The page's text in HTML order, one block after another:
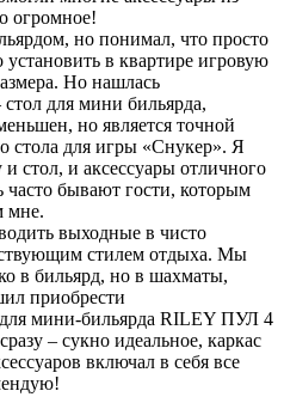
огромное!
но понимал, что просто
в квартире игровую
Но нашлась
стол для мини бильярда,
но является точной
стола для игры «Снукер». Я
стол, и аксессуары отличного
часто бывают гости, которым
мне.
выходные в чисто
стилем отдыха. Мы
в бильярд, но в шахматы,
приобрести
мини-бильярда RILEY ПУЛ 4
– сукно идеальное, каркас
включал в себя все